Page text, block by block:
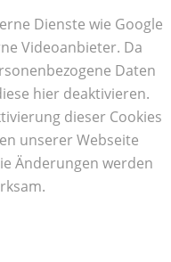
Dienste wie Google
Videoanbieter. Da
Daten
hier deaktivieren.
dieser Cookies
unserer Webseite
Änderungen werden